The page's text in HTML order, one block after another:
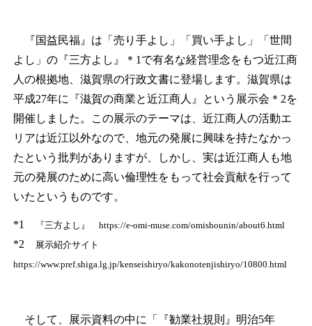
『国益民福』は「売り手よし」「買い手よし」「世間
よし」の『三方よし』
＊1 で有名な経営理念をもつ近江商
人の根拠地、滋賀県の行政文書に登場します。滋賀県は
平成27年に『滋賀の商業と近江商人』という展示会 ＊2を
開催しました。この展示のテーマは、近江商人の活動エ
リアは近江以外なので、地元の発展に興味を持たなかっ
たという批判がありますが、しかし、実は近江商人も地
元の発展のために高い倫理性をもって社会貢献を行って
いたというものです。
*1 『三方よし』 https://e-omi-muse.com/omishounin/about6.html
*2
展示紹介サイト
https://www.pref.shiga.lg.jp/kenseishiryo/kakonotenjishiryo/10800.html
そして、展示資料の中に「『勧業社規則』明治5年